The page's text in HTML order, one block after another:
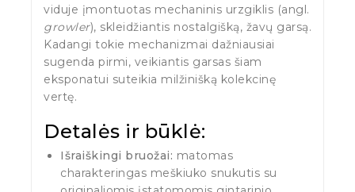
viduje įmontuotas mechaninis urzgiklis (angl.
growler), skleidžiantis nostalgišką, žavų garsą.
Kadangi tokie mechanizmai dažniausiai
sugenda pirmi, veikiantis garsas šiam
eksponatui suteikia milžinišką kolekcinę
vertę.
Detalės ir būklė:
Išraiškingi bruožai: matomas
charakteringas meškiuko snukutis su